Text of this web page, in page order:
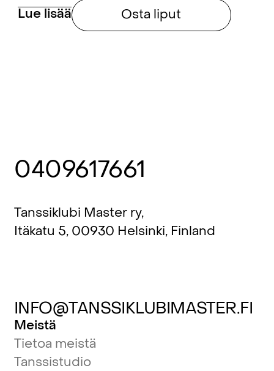
Lue lisää Osta liput
0409617661
Tanssiklubi Master ry,
Itäkatu 5, 00930 Helsinki, Finland
INFO@TANSSIKLUBIMASTER.FI
Meistä
Tietoa meistä
Tanssistudio